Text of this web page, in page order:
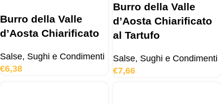
Burro della Valle
d’Aosta Chiarificato
Salse, Sughi e Condimenti
€6,38
Burro della Valle
d’Aosta Chiarificato
al Tartufo
Salse, Sughi e Condimenti
€7,66